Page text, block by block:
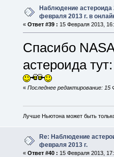
Наблюдение астероида
февраля 2013 г. в
« Ответ #39 : 15 Февраля 2013,
Спасибо
астероида
« Последнее редактирование: 15
Лучше Ньютона может быть
Re: Наблюдение
февраля 2013 г.
« Ответ #40 : 15 Февраля 2013,